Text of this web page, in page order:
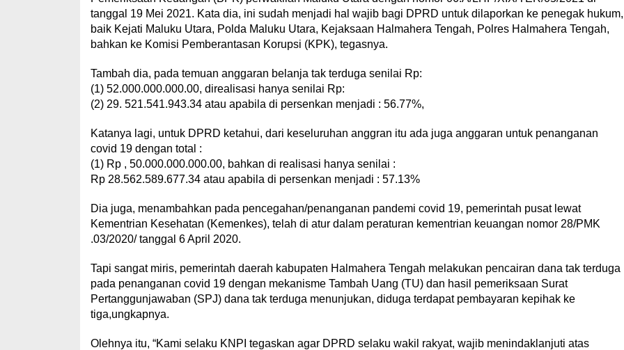
tanggal 19 Mei 2021. Kata dia, ini sudah menjadi hal wajib bagi DPRD untuk dilaporkan ke penegak hukum,
baik Kejati Maluku Utara, Polda Maluku Utara, Kejaksaan Halmahera Tengah, Polres Halmahera Tengah,
bahkan ke Komisi Pemberantasan Korupsi (KPK), tegasnya.
Tambah dia, pada temuan anggaran belanja tak terduga senilai Rp:
(1) 52.000.000.000.00, direalisasi hanya senilai Rp:
(2) 29. 521.541.943.34 atau apabila di persenkan menjadi : 56.77%,
Katanya lagi, untuk DPRD ketahui, dari keseluruhan anggran itu ada juga anggaran untuk penanganan
covid 19 dengan total :
(1) Rp , 50.000.000.000.00, bahkan di realisasi hanya senilai :
Rp 28.562.589.677.34 atau apabila di persenkan menjadi : 57.13%
Dia juga, menambahkan pada pencegahan/penanganan pandemi covid 19, pemerintah pusat lewat
Kementrian Kesehatan (Kemenkes), telah di atur dalam peraturan kementrian keuangan nomor 28/PMK
.03/2020/ tanggal 6 April 2020.
Tapi sangat miris, pemerintah daerah kabupaten Halmahera Tengah melakukan pencairan dana tak terduga
pada penanganan covid 19 dengan mekanisme Tambah Uang (TU) dan hasil pemeriksaan Surat
Pertanggunjawaban (SPJ) dana tak terduga menunjukan, diduga terdapat pembayaran kepihak ke
tiga,ungkapnya.
Olehnya itu, “Kami selaku KNPI tegaskan agar DPRD selaku wakil rakyat, wajib menindaklanjuti atas